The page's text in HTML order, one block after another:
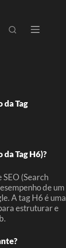
da Tag
Tag H6)?
(Search
de um
A tag H6 é uma
estruturar e